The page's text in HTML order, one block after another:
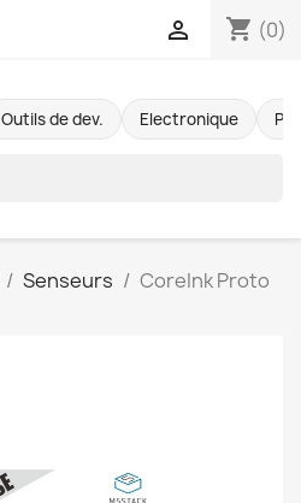
shopping_cart (0)

Outils de dev. Electronique
Senseurs
CoreInk Proto